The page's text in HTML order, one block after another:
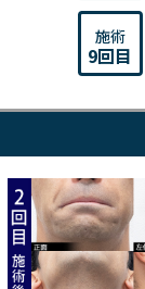
施術
9回目